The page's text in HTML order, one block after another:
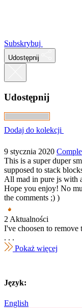
Subskrybuj
Udostępnij
Udostępnij
Dodaj do kolekcji
9 stycznia 2020
This is a super duper
supposed to stack
All mad in pure js with
Hope you enjoy! No
the comments ;) )
2 Aktualności
I've choosen to remove
. . .
Pokaż więcej
Język:
English